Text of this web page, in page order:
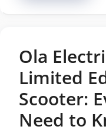
Ola
Limited
Scooter:
Need to